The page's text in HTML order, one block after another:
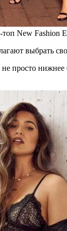
New Fashion
выбрать
просто нижнее